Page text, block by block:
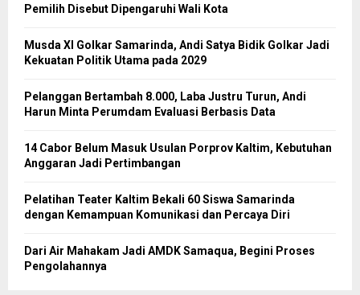
Pemilih Disebut Dipengaruhi Wali Kota
Musda XI Golkar Samarinda, Andi Satya Bidik Golkar Jadi
Kekuatan Politik Utama pada 2029
Pelanggan Bertambah 8.000, Laba Justru Turun, Andi
Harun Minta Perumdam Evaluasi Berbasis Data
14 Cabor Belum Masuk Usulan Porprov Kaltim, Kebutuhan
Anggaran Jadi Pertimbangan
Pelatihan Teater Kaltim Bekali 60 Siswa Samarinda
dengan Kemampuan Komunikasi dan Percaya Diri
Dari Air Mahakam Jadi AMDK Samaqua, Begini Proses
Pengolahannya